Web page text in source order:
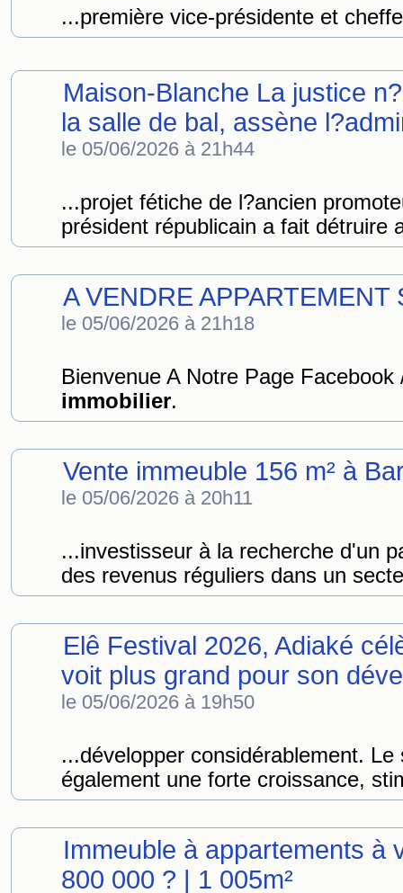
...première vice-présidente et
Maison-Blanche La justice
la salle de bal, assène
le 05/06/2026 à 21h44
...projet fétiche de l?ancien
président républicain a fait détruire
A VENDRE APPARTEMENT
le 05/06/2026 à 21h18
Bienvenue A Notre Page
immobilier.
Vente immeuble 156 m² à
le 05/06/2026 à 20h11
...investisseur à la recherche d'un
des revenus réguliers dans un
Elê Festival 2026, Adiaké
voit plus grand pour son
le 05/06/2026 à 19h50
...développer considérablement.
également une forte croissance,
Immeuble à appartements à
800 000 ? | 1 005m²